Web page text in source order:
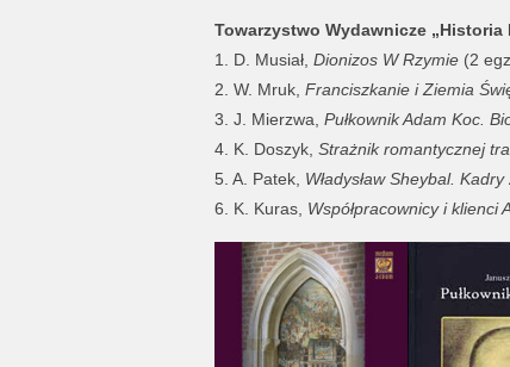
Towarzystwo Wydawnicze „Historia
1. D. Musiał, Dionizos W Rzymie(2
2. W. Mruk, Franciszkanie i Ziemia
3. J. Mierzwa, Pułkownik Adam Koc.
4. K. Doszyk, Strażnik romantycznej
5. A. Patek, Władysław Sheybal.
6. K. Kuras, Współpracownicy i klienci